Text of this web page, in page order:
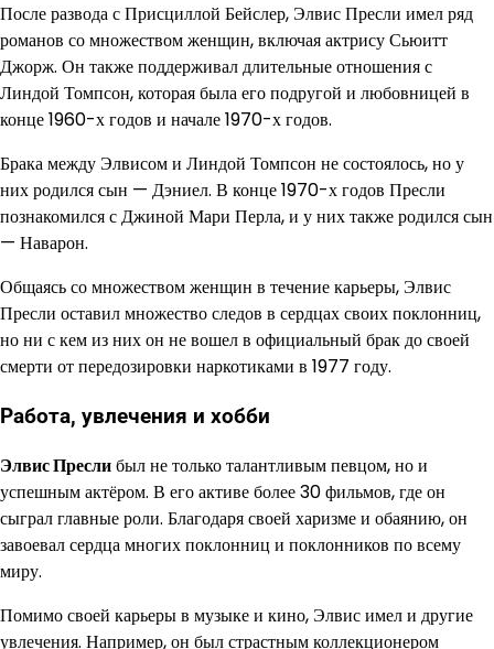
После развода с Присциллой Бейслер, Элвис Пресли имел ряд
романов со множеством женщин, включая актрису Сьюитт
Джорж. Он также поддерживал длительные отношения с
Линдой Томпсон, которая была его подругой и любовницей в
конце 1960-х годов и начале 1970-х годов.
Брака между Элвисом и Линдой Томпсон не состоялось, но у
них родился сын — Дэниел. В конце 1970-х годов Пресли
познакомился с Джиной Мари Перла, и у них также родился сын
— Наварон.
Общаясь со множеством женщин в течение карьеры, Элвис
Пресли оставил множество следов в сердцах своих поклонниц,
но ни с кем из них он не вошел в официальный брак до своей
смерти от передозировки наркотиками в 1977 году.
Работа, увлечения и хобби
Элвис Преслибыл не только талантливым певцом, но и
успешным актёром. В его активе более 30 фильмов, где он
сыграл главные роли. Благодаря своей харизме и обаянию, он
завоевал сердца многих поклонниц и поклонников по всему
миру.
Помимо своей карьеры в музыке и кино, Элвис имел и другие
увлечения. Например, он был страстным коллекционером